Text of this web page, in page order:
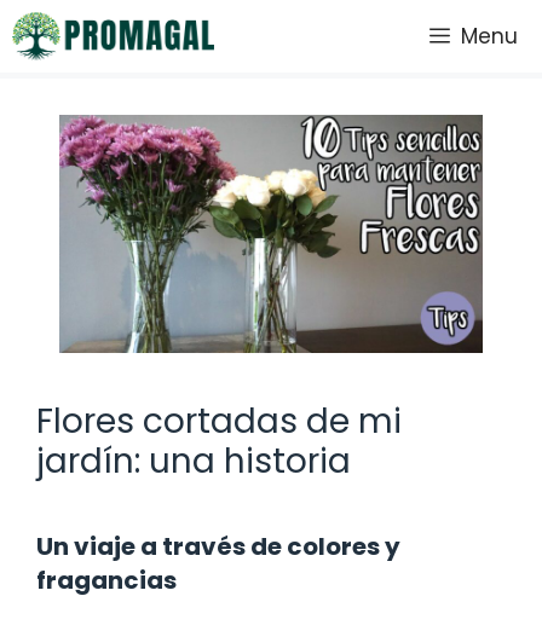
Saltar
al
Menu
Flores cortadas de mi
jardín: una historia
Un viaje a través de colores y
fragancias